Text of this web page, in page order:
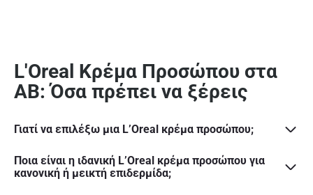
L'Oreal Κρέμα Προσώπου στα
ΑΒ: Όσα πρέπει να ξέρεις
Γιατί να επιλέξω μια L’Oreal κρέμα προσώπου;
Ποια είναι η ιδανική L’Oreal κρέμα προσώπου για
κανονική ή μεικτή επιδερμίδα;